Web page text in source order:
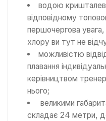
водою
відповідному
першочергова
хлору ви тут не
можливістю
плавання
керівництвом
нього;
великими
складає 24 метри,